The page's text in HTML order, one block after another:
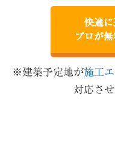
快適に
プロが
※建築予定地が施工
対応さ